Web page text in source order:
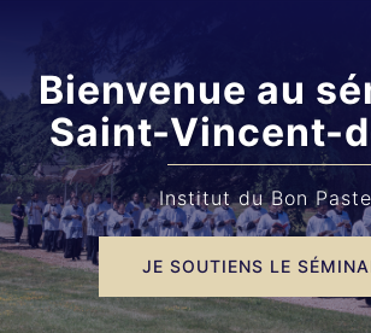
Bienvenue au
Saint-Vincent-
Institut du Bon
JE SOUTIENS LE